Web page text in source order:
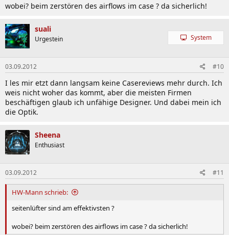
wobei? beim zerstören des airflows im case ? da sicherlich!
suali
Urgestein System
03.09.2012 #10
I les mir etzt dann langsam keine Casereviews mehr durch. Ich
weis nicht woher das kommt, aber die meisten Firmen
beschäftigen glaub ich unfähige Designer. Und dabei mein ich
die Optik.
Sheena
Enthusiast
03.09.2012 #11
HW-Mann schrieb:
seitenlüfter sind am effektivsten ?
wobei? beim zerstören des airflows im case ? da sicherlich!